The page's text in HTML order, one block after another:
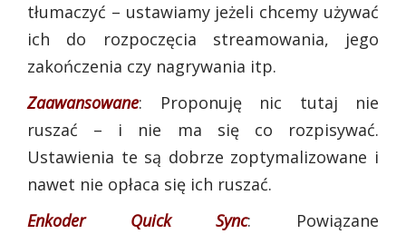
tłumaczyć – ustawiamy jeżeli chcemy używać
ich do rozpoczęcia streamowania, jego
zakończenia czy nagrywania itp.
Zaawansowane: Proponuję nic tutaj nie
ruszać – i nie ma się co rozpisywać.
Ustawienia te są dobrze zoptymalizowane i
nawet nie opłaca się ich ruszać.
Enkoder Quick Sync: Powiązane